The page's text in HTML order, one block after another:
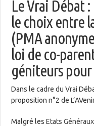
Le Vrai Débat
le choix entre
(PMA
loi de co-
géniteurs
Dans le cadre du Vrai
proposition n°2 de
Malgré lesEtats